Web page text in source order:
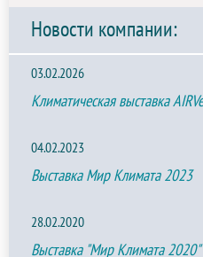
Новости компании:
03.02.2026
Климатическая выставка
04.02.2023
Выставка Мир Климата 2023
28.02.2020
Выставка "Мир Климата 2020"